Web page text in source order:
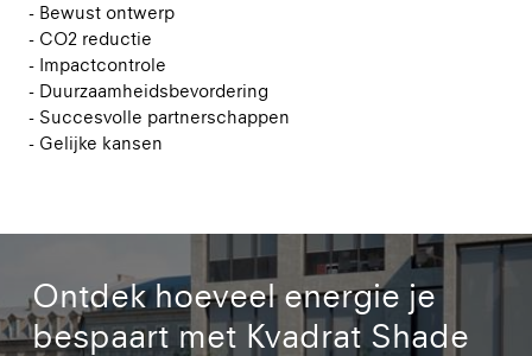
- Bewust ontwerp
- CO2 reductie
- Impactcontrole
- Duurzaamheidsbevordering
- Succesvolle partnerschappen
- Gelijke kansen
Ontdek hoeveel energie je
bespaart met Kvadrat Shade